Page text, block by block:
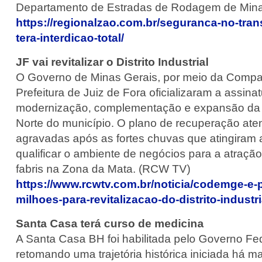
Departamento de Estradas de Rodagem de
https://regionalzao.com.br/seguranca-no-
tera-interdicao-total/
JF vai revitalizar o Distrito Industrial
O Governo de Minas Gerais, por meio da
Prefeitura de Juiz de Fora oficializaram a
modernização, complementação e expansão
Norte do município. O plano de recuperação
agravadas após as fortes chuvas que
qualificar o ambiente de negócios para a
fabris na Zona da Mata. (RCW TV)
https://www.rcwtv.com.br/noticia/codemge-
milhoes-para-revitalizacao-do-distrito-
Santa Casa terá curso de medicina
A Santa Casa BH foi habilitada pelo Governo
retomando uma trajetória histórica iniciada há